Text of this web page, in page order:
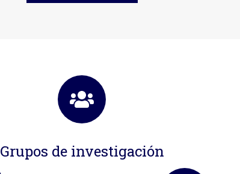
Grupos de investigación